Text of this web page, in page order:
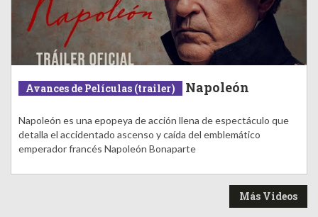
Avances de Películas (trailer) Napoleón
Napoleón es una epopeya de acción llena de espectáculo que
detalla el accidentado ascenso y caída del emblemático
emperador francés Napoleón Bonaparte
Más Videos